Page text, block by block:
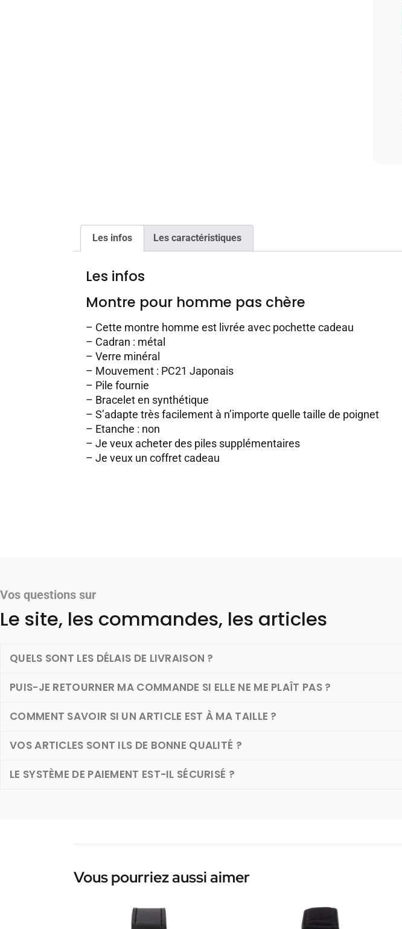
Les infos Les caractéristiques
Les infos
Montre pour homme pas chère
– Cette montre homme est livrée avec pochette cadeau
– Cadran : métal
– Verre minéral
– Mouvement : PC21 Japonais
– Pile fournie
– Bracelet en synthétique
– S’adapte très facilement à n’importe quelle taille de poignet
– Etanche : non
– Je veux acheter des piles supplémentaires
– Je veux un coffret cadeau
Vos questions sur
Le site, les commandes, les articles
QUELS SONT LES DÉLAIS DE LIVRAISON ?
PUIS-JE RETOURNER MA COMMANDE SI ELLE NE ME PLAÎT PAS ?
COMMENT SAVOIR SI UN ARTICLE EST À MA TAILLE ?
VOS ARTICLES SONT ILS DE BONNE QUALITÉ ?
LE SYSTÈME DE PAIEMENT EST-IL SÉCURISÉ ?
Vous pourriez aussi aimer